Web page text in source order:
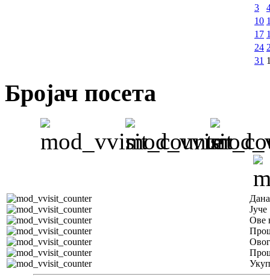
3
10
17
24
31
Бројач посета
Јуче
Ове